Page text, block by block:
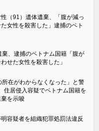
（91）遺体遺棄、「腹が減っ
女性を殺害した」逮捕のベト
、逮捕のベトナム国籍「腹が
せた女性を殺害した」
所在がわからなくなった」と警
居侵入容疑でベトナム国籍を
を示唆
容疑者を組織犯罪処罰法違反